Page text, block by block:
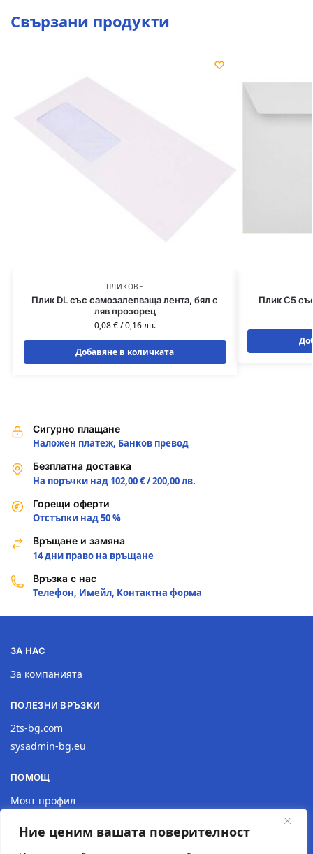
Ние ценим вашата поверителност
Свързани продукти
ПЛИКОВЕ
Плик DL със самозалепваща лента, бял с
ляв прозорец
0,08€/0,16лв.
Добавяне в количката
Плик C5
Сигурно плащане
Наложен платеж, Банков превод
Безплатна доставка
На поръчки над 102,00 € / 200,00 лв.
Горещи оферти
Отстъпки над 50 %
Връщане и замяна
14 дни право на връщане
Връзка с нас
Телефон, Имейл, Контактна форма
ЗА НАС
За компанията
ПОЛЕЗНИ ВРЪЗКИ
2ts-bg.com
sysadmin-bg.eu
ПОМОЩ
Моят профил
Връщане на продукт